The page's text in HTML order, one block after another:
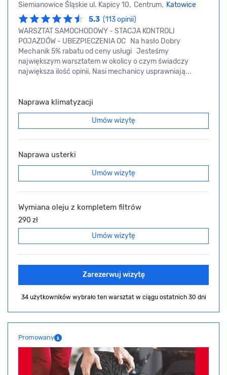
Siemianowice Śląskie ul. Kapicy 10, Centrum, Katowice
5.3 (113 opinii)
WARSZTAT SAMOCHODOWY - STACJA KONTROLI
POJAZDÓW - UBEZPIECZENIA OC Na hasło Dobry
Mechanik 5% rabatu od ceny usługi Jesteśmy
największym warsztatem w okolicy o czym świadczy
największa ilość opinii. Nasi mechanicy usprawniają...
Naprawa klimatyzacji
Umów wizytę
Naprawa usterki
Umów wizytę
Wymiana oleju z kompletem filtrów
290 zł
Umów wizytę
Zarezerwuj wizytę
34 użytkowników wybrało ten warsztat w ciągu ostatnich 30 dni
Promowany